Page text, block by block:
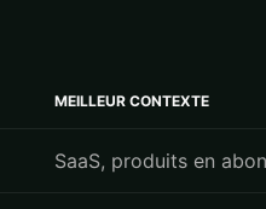
MEILLEUR CONTEXTE
SaaS, produits en